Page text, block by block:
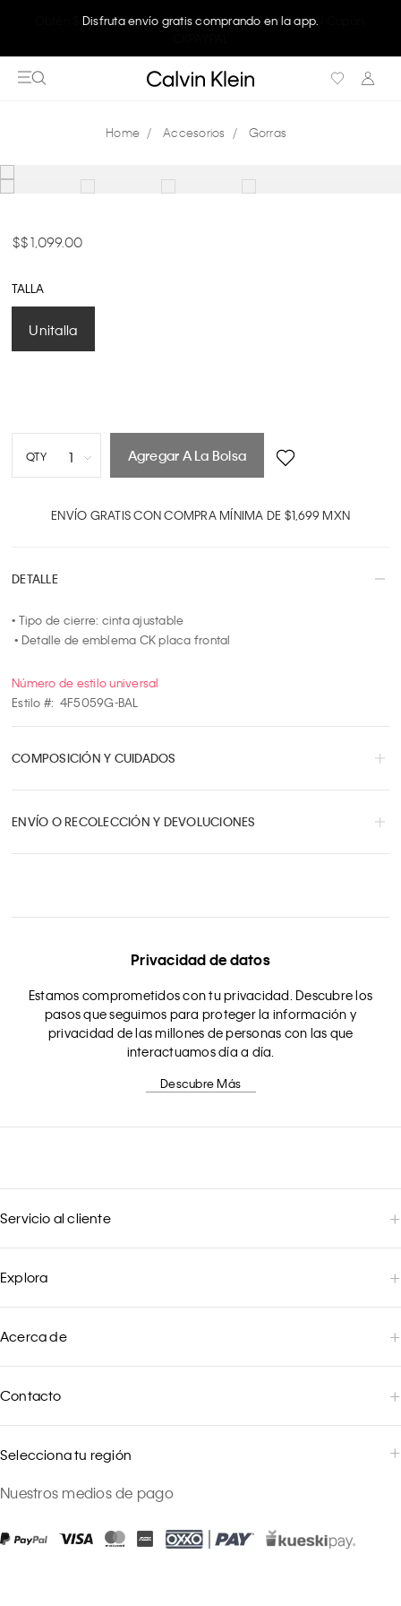
Disfruta envío gratis comprando en la app.
Accesorios Gorras
$ 1,099.00
TALLA
Unitalla
QTY 1
5
7
10
Agregar A La Bolsa
ENVÍO GRATIS CON COMPRA MÍNIMA DE $1,699 MXN
DETALLE
• Tipo de cierre: cinta ajustable
• Detalle de emblema CK placa frontal
Número de estilo universal
Estilo #: 4F5059G-BAL
COMPOSICIÓN Y CUIDADOS
ENVÍO O RECOLECCIÓN Y DEVOLUCIONES
Privacidad de datos
Estamos comprometidos con tu privacidad. Descubre los
pasos que seguimos para proteger la información y
privacidad de las millones de personas con las que
interactuamos día a día.
Descubre Más
Servicio al cliente
Explora
Acerca de
Contacto
Selecciona tu región
Nuestros medios de pago